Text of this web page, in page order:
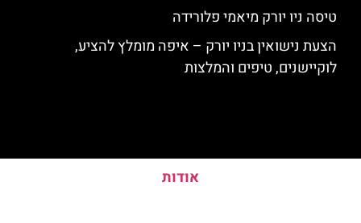
טיסה ניו יורק מיאמי פלורידה
הצעת נישואין בניו יורק – איפה מומלץ להציע,
לוקיישנים, טיפים והמלצות
אודות